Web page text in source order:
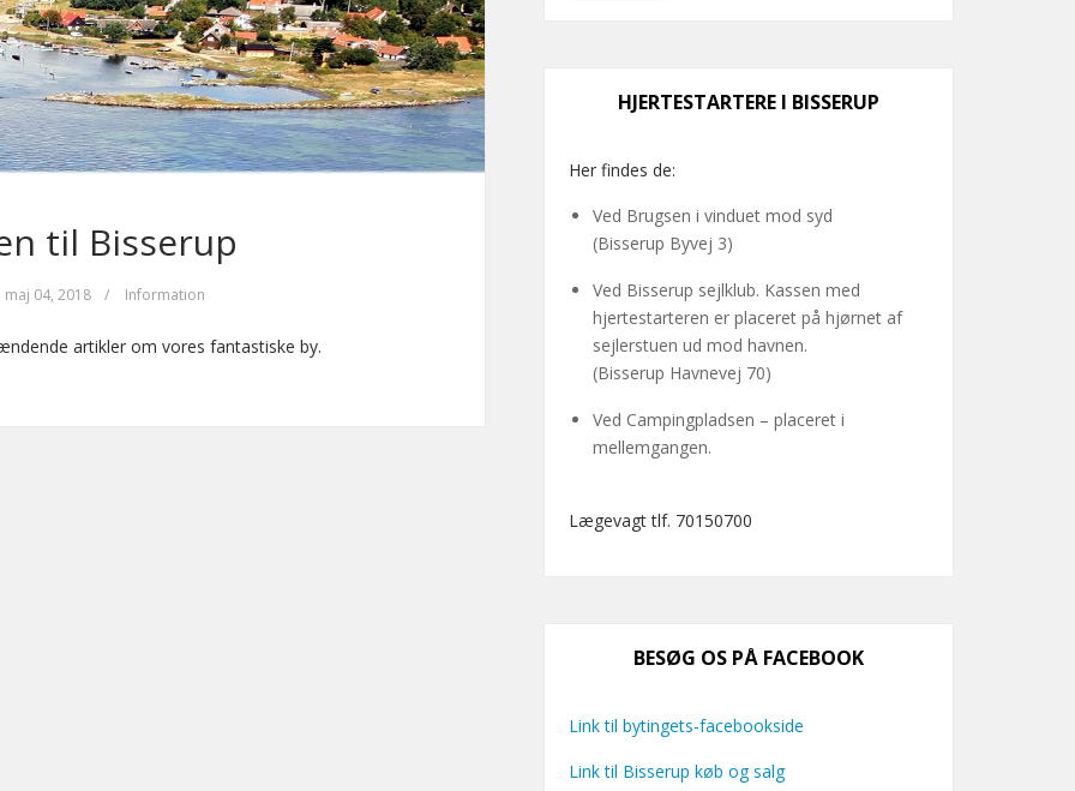
til Bisserup
maj 04, 2018 / Information
artikler om vores fantastiske by.
HJERTESTARTERE I BISSERUP
Her findes de:
Ved Brugsen i vinduet mod syd
(Bisserup Byvej 3)
Ved Bisserup sejlklub. Kassen med
hjertestarteren er placeret på hjørnet af
sejlerstuen ud mod havnen.
(Bisserup Havnevej 70)
Ved Campingpladsen – placeret i
mellemgangen.
Lægevagt tlf. 70150700
BESØG OS PÅ FACEBOOK
Link til bytingets-facebookside
Link til Bisserup køb og salg